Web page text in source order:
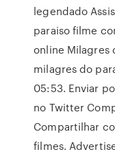
legendado
paraiso filme
online Milagres
milagres do
05:53. Enviar
no Twitter
Compartilhar
filmes.